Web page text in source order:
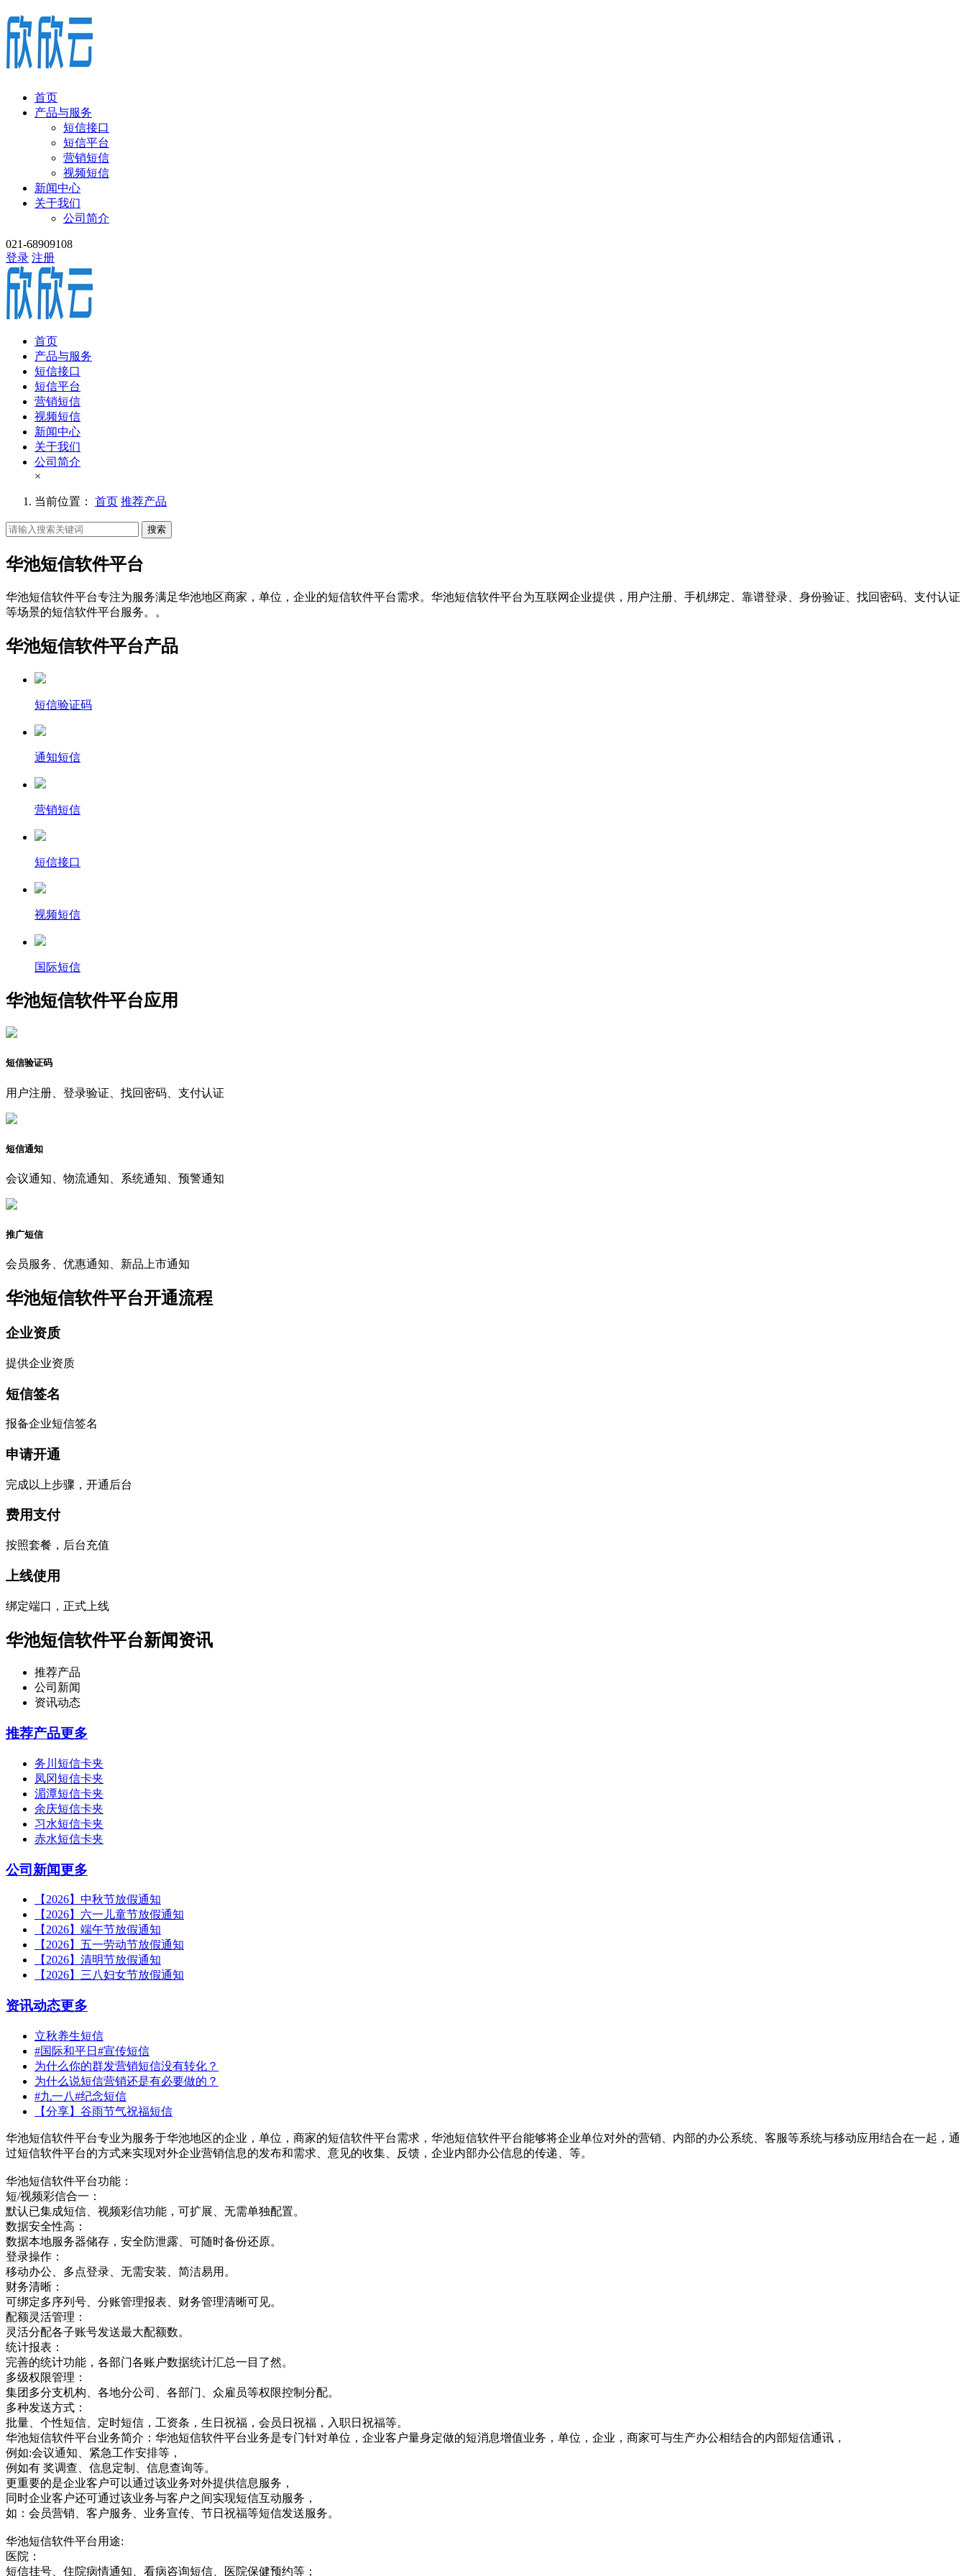
首页
产品与服务
短信接口
短信平台
营销短信
视频短信
新闻中心
关于我们
公司简介
021-68909108
登录 注册
首页
产品与服务
短信接口
短信平台
营销短信
视频短信
新闻中心
关于我们
公司简介
×
当前位置： 首页 推荐产品
搜索
华池短信软件平台
华池短信软件平台专注为服务满足华池地区商家，单位，企业的短信软件平台需求。华池短信软件平台为互联网企业提供，用户注册、手机绑定、靠谱登录、身份验证、找回密码、支付认证
等场景的短信软件平台服务。。
华池短信软件平台产品
短信验证码
通知短信
营销短信
短信接口
视频短信
国际短信
华池短信软件平台应用
短信验证码
用户注册、登录验证、找回密码、支付认证
短信通知
会议通知、物流通知、系统通知、预警通知
推广短信
会员服务、优惠通知、新品上市通知
华池短信软件平台开通流程
企业资质
提供企业资质
短信签名
报备企业短信签名
申请开通
完成以上步骤，开通后台
费用支付
按照套餐，后台充值
上线使用
绑定端口，正式上线
华池短信软件平台新闻资讯
推荐产品
公司新闻
资讯动态
推荐产品更多
务川短信卡夹
凤冈短信卡夹
湄潭短信卡夹
余庆短信卡夹
习水短信卡夹
赤水短信卡夹
公司新闻更多
【2026】中秋节放假通知
【2026】六一儿童节放假通知
【2026】端午节放假通知
【2026】五一劳动节放假通知
【2026】清明节放假通知
【2026】三八妇女节放假通知
资讯动态更多
立秋养生短信
#国际和平日#宣传短信
为什么你的群发营销短信没有转化？
为什么说短信营销还是有必要做的？
#九一八#纪念短信
【分享】谷雨节气祝福短信
华池短信软件平台专业为服务于华池地区的企业，单位，商家的短信软件平台需求，华池短信软件平台能够将企业单位对外的营销、内部的办公系统、客服等系统与移动应用结合在一起，通
过短信软件平台的方式来实现对外企业营销信息的发布和需求、意见的收集、反馈，企业内部办公信息的传递、等。
华池短信软件平台功能：
短/视频彩信合一：
默认已集成短信、视频彩信功能，可扩展、无需单独配置。
数据安全性高：
数据本地服务器储存，安全防泄露、可随时备份还原。
登录操作：
移动办公、多点登录、无需安装、简洁易用。
财务清晰：
可绑定多序列号、分账管理报表、财务管理清晰可见。
配额灵活管理：
灵活分配各子账号发送最大配额数。
统计报表：
完善的统计功能，各部门各账户数据统计汇总一目了然。
多级权限管理：
集团多分支机构、各地分公司、各部门、众雇员等权限控制分配。
多种发送方式：
批量、个性短信、定时短信，工资条，生日祝福，会员日祝福，入职日祝福等。
华池短信软件平台业务简介：华池短信软件平台业务是专门针对单位，企业客户量身定做的短消息增值业务，单位，企业，商家可与生产办公相结合的内部短信通讯，
例如:会议通知、紧急工作安排等，
例如有 奖调查、信息定制、信息查询等。
更重要的是企业客户可以通过该业务对外提供信息服务，
同时企业客户还可通过该业务与客户之间实现短信互动服务，
如：会员营销、客户服务、业务宣传、节日祝福等短信发送服务。
华池短信软件平台用途:
医院：
短信挂号、住院病情通知、看病咨询短信、医院保健预约等；